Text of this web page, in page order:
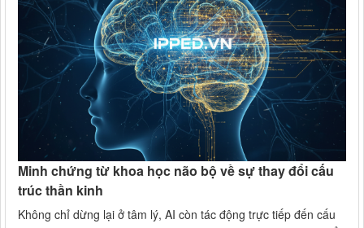
Minh chứng từ khoa học não bộ về sự thay đổi cấu
trúc thần kinh
Không chỉ dừng lại ở tâm lý, AI còn tác động trực tiếp đến cấu